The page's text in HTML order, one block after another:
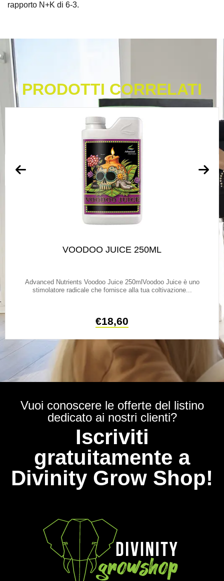
rapporto N+K di 6-3.
PRODOTTI CORRELATI
VOODOO JUICE 250ML
Advanced Nutrients Voodoo Juice 250mlVoodoo Juice è uno
stimolatore radicale che fornisce alla tua coltivazione...
€18,60
Vuoi conoscere le offerte del listino
dedicato ai nostri clienti?
Iscriviti
gratuitamente a
Divinity Grow Shop!